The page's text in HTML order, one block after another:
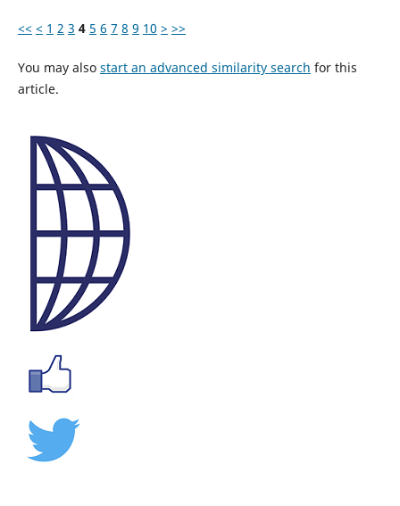
<< < 1 2 3 4 5 6 7 8 9 10 > >>
You may also start an advanced similarity search for this
article.